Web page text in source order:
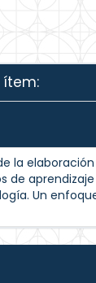
ítem:
la
de
Un